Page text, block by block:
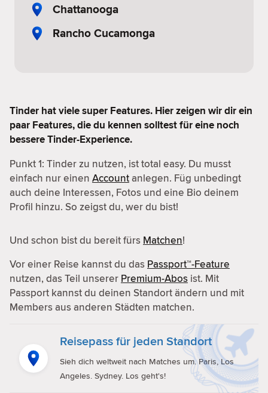
Chattanooga
Rancho Cucamonga
Tinder hat viele super Features. Hier zeigen wir dir ein
paar Features, die du kennen solltest für eine noch
bessere Tinder-Experience.
Punkt 1: Tinder zu nutzen, ist total easy. Du musst
einfach nur einen Accountanlegen. Füg unbedingt
auch deine Interessen, Fotos und eine Bio deinem
Profil hinzu. So zeigst du, wer du bist!
Und schon bist du bereit fürs Matchen!
Vor einer Reise kannst du das Passport™-Feature
nutzen, das Teil unserer Premium-Abos ist. Mit
Passport kannst du deinen Standort ändern und mit
Members aus anderen Städten matchen.
Reisepass für jeden Standort
Sieh dich weltweit nach Matches um. Paris, Los
Angeles. Sydney. Los geht's!